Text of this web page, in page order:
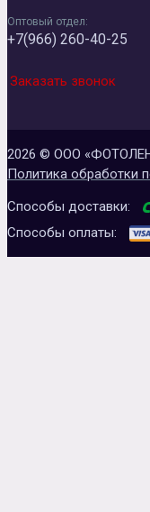
Оптовый отдел:
+7(966) 260-40-25
Заказать звонок
2026 © ООО
Политика обработки
Способы доставки:
Способы оплаты: